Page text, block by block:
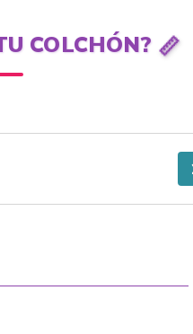
COLCHÓN? 📏